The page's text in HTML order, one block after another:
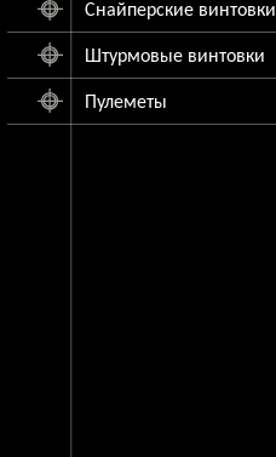
Снайперские винтовки
Штурмовые винтовки
Пулеметы